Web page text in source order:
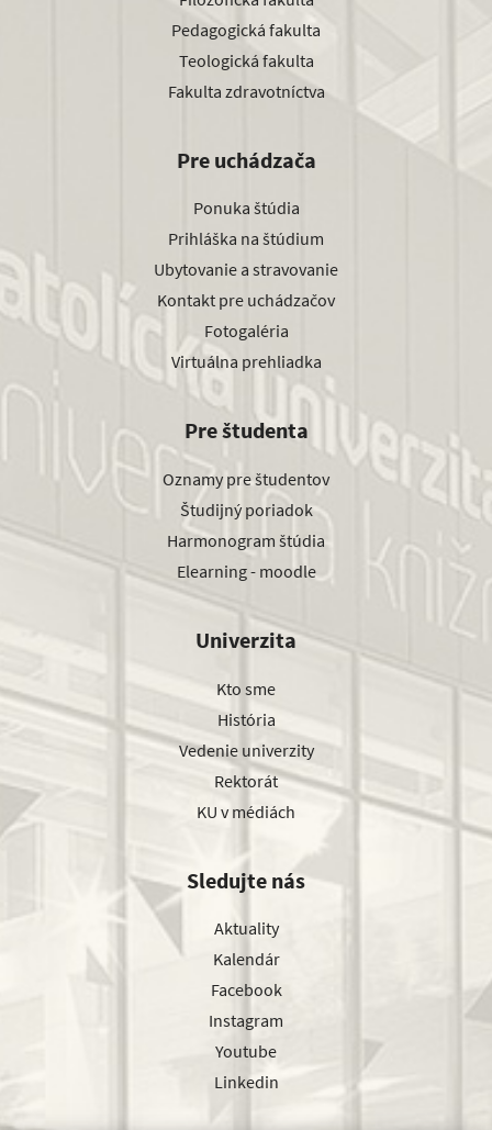
Pedagogická fakulta
Teologická fakulta
Fakulta zdravotníctva
Pre uchádzača
Ponuka štúdia
Prihláška na štúdium
Ubytovanie a stravovanie
Kontakt pre uchádzačov
Fotogaléria
Virtuálna prehliadka
Pre študenta
Oznamy pre študentov
Študijný poriadok
Harmonogram štúdia
Elearning - moodle
Univerzita
Kto sme
História
Vedenie univerzity
Rektorát
KU v médiách
Sledujte nás
Aktuality
Kalendár
Facebook
Instagram
Youtube
Linkedin